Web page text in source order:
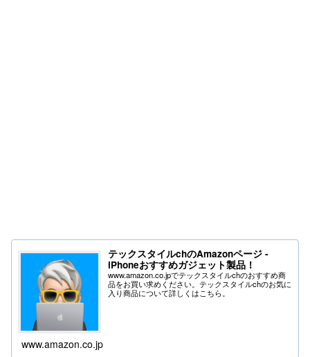
テックスタイルchのAmazonページ -
iPhoneおすすめガジェット製品！
www.amazon.co.jpでテックスタイルchのおすすめ商
品をお買い求めください。テックスタイルchのお気に
入り商品について詳しくはこちら。
www.amazon.co.jp